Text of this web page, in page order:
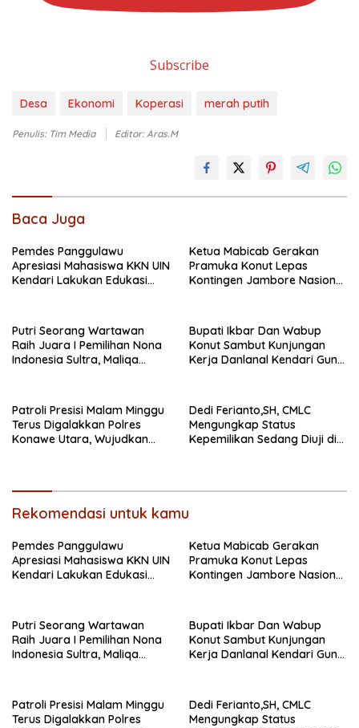
Subscribe
Desa Ekonomi Koperasi merah putih
Penulis: Tim Media Editor: Aras.M
Baca Juga
Pemdes Panggulawu
Apresiasi Mahasiswa KKN UIN
Kendari Lakukan Edukasi
Ketua Mabicab Gerakan
Pramuka Konut Lepas
Kontingen Jambore Nasional
Putri Seorang Wartawan
‎Raih Juara I Pemilihan Nona
Indonesia Sultra, Maliqa
Pada Pemilihan NONA
Indonesia
Bupati Ikbar Dan Wabup
Konut Sambut Kunjungan
Kerja Danlanal Kendari Guna
Patroli Presisi Malam Minggu
Terus Digalakkan Polres
Konawe Utara, Wujudkan
Dedi Ferianto,SH, CMLC
Mengungkap Status
Kepemilikan Sedang Diuji di
Rekomendasi untuk kamu
Pemdes Panggulawu
Apresiasi Mahasiswa KKN UIN
Kendari Lakukan Edukasi
Ketua Mabicab Gerakan
Pramuka Konut Lepas
Kontingen Jambore Nasional
Putri Seorang Wartawan
‎Raih Juara I Pemilihan Nona
Indonesia Sultra, Maliqa
Pada Pemilihan NONA
Indonesia
Bupati Ikbar Dan Wabup
Konut Sambut Kunjungan
Kerja Danlanal Kendari Guna
Patroli Presisi Malam Minggu
Terus Digalakkan Polres
Dedi Ferianto,SH, CMLC
Mengungkap Status